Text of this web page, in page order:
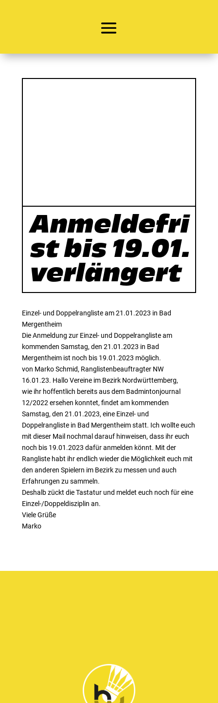
Anmeldefri
st bis 19.01.
verlängert
Einzel- und Doppelrangliste am 21.01.2023 in Bad
Mergentheim
Die Anmeldung zur Einzel- und Doppelrangliste am
kommenden Samstag, den 21.01.2023 in Bad
Mergentheim ist noch bis 19.01.2023 möglich.
von Marko Schmid, Ranglistenbeauftragter NW
16.01.23. Hallo Vereine im Bezirk Nordwürttemberg,
wie ihr hoffentlich bereits aus dem Badmintonjournal
12/2022 ersehen konntet, findet am kommenden
Samstag, den 21.01.2023, eine Einzel- und
Doppelrangliste in Bad Mergentheim statt. Ich wollte euch
mit dieser Mail nochmal darauf hinweisen, dass ihr euch
noch bis 19.01.2023 dafür anmelden könnt. Mit der
Rangliste habt ihr endlich wieder die Möglichkeit euch mit
den anderen Spielern im Bezirk zu messen und auch
Erfahrungen zu sammeln.
Deshalb zückt die Tastatur und meldet euch noch für eine
Einzel-/Doppeldisziplin an.
Viele Grüße
Marko